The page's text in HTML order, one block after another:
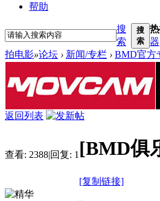
帮助
搜
索
搜
索 器
拍电影»论坛 › 新闻/专栏 › BMD官方
返回列表
查看: 2388|回复: 1 [BMD俱
[复制链接]